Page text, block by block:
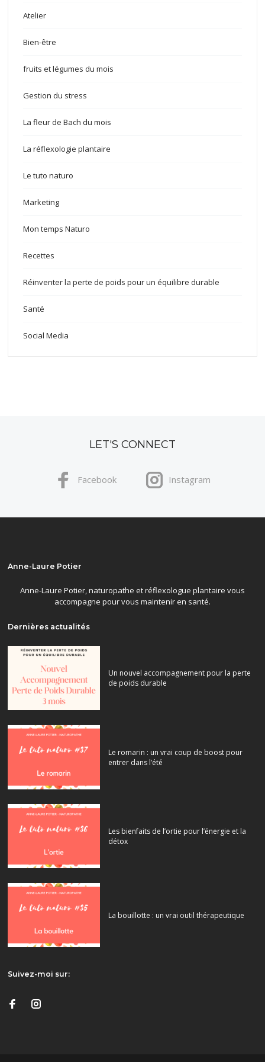
Atelier
Bien-être
fruits et légumes du mois
Gestion du stress
La fleur de Bach du mois
La réflexologie plantaire
Le tuto naturo
Marketing
Mon temps Naturo
Recettes
Réinventer la perte de poids pour un équilibre durable
Santé
Social Media
LET'S CONNECT
Facebook Instagram
Anne-Laure Potier
Anne-Laure Potier, naturopathe et réflexologue plantaire vous
accompagne pour vous maintenir en santé.
Dernières actualités
Un nouvel accompagnement pour la perte
de poids durable
Le romarin : un vrai coup de boost pour
entrer dans l’été
Les bienfaits de l’ortie pour l’énergie et la
détox
La bouillotte : un vrai outil thérapeutique
Suivez-moi sur: